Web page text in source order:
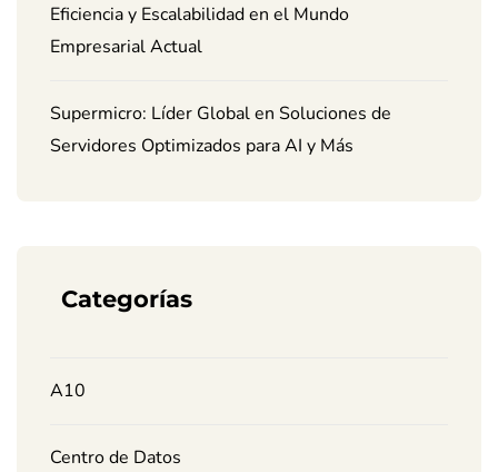
Eficiencia y Escalabilidad en el Mundo
Empresarial Actual
Supermicro: Líder Global en Soluciones de
Servidores Optimizados para AI y Más
Categorías
A10
Centro de Datos